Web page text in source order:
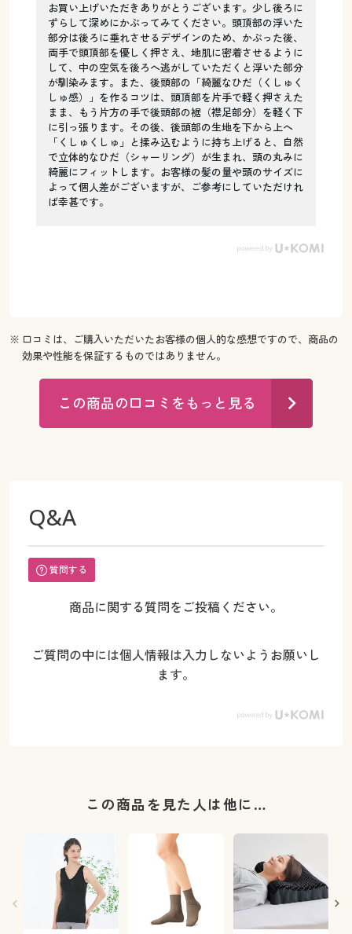
お買い上げいただきありがとうございます。少し後ろに
ずらして深めにかぶってみてください。頭頂部の浮いた
部分は後ろに垂れさせるデザインのため、かぶった後、
両手で頭頂部を優しく押さえ、地肌に密着させるように
して、中の空気を後ろへ逃がしていただくと浮いた部分
が馴染みます。また、後頭部の「綺麗なひだ（くしゅく
しゅ感）」を作るコツは、頭頂部を片手で軽く押さえた
まま、もう片方の手で後頭部の裾（襟足部分）を軽く下
に引っ張ります。その後、後頭部の生地を下から上へ
「くしゅくしゅ」と揉み込むように持ち上げると、自然
で立体的なひだ（シャーリング）が生まれ、頭の丸みに
綺麗にフィットします。お客様の髪の量や頭のサイズに
よって個人差がございますが、ご参考にしていただけれ
ば幸甚です。
※ 口コミは、ご購入いただいたお客様の個人的な感想ですので、商品の
効果や性能を保証するものではありません。
この商品の口コミをもっと見る
Q&A
質問する
商品に関する質問をご投稿ください。
ご質問の中には個人情報は入力しないようお願いし
ます。
この商品を見た人は他に…